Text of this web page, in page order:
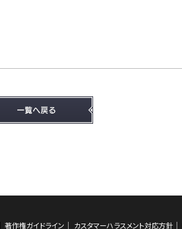
著作権ガイドライン カスタマーハラスメント対応方針